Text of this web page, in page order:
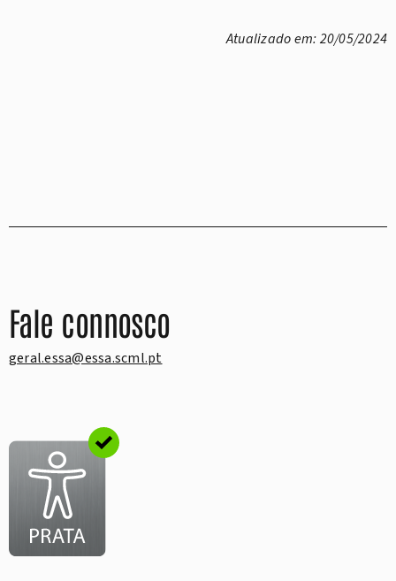
Atualizado em: 20/05/2024
Fale connosco
geral.essa@essa.scml.pt